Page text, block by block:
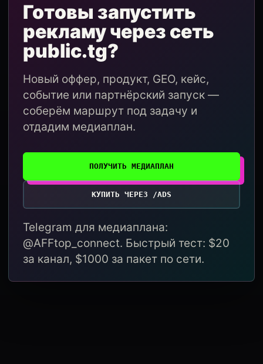
Готовы запустить
рекламу через сеть
public.tg?
Новый оффер, продукт, GEO, кейс,
событие или партнёрский запуск —
соберём маршрут под задачу и
отдадим медиаплан.
ПОЛУЧИТЬ МЕДИАПЛАН
КУПИТЬ ЧЕРЕЗ /ADS
Telegram для медиаплана:
@AFFtop_connect. Быстрый тест: $20
за канал, $1000 за пакет по сети.